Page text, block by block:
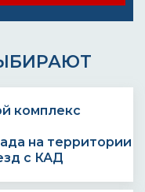
на территории
с КАД